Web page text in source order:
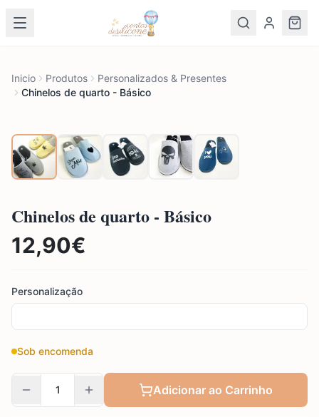
Inicio Produtos
Personalizados & Presentes
Chinelos de quarto - Básico
Chinelos de quarto - Básico
12,90€
Personalização
Sob encomenda
Adicionar ao Carrinho